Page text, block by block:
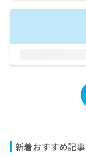
新着おすすめ記事
お
わ
は